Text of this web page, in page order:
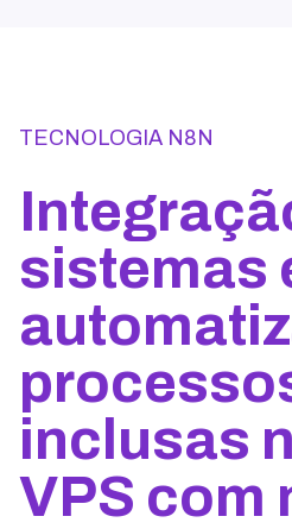
TECNOLOGIA N8N
sistemas
inclusas
VPS com